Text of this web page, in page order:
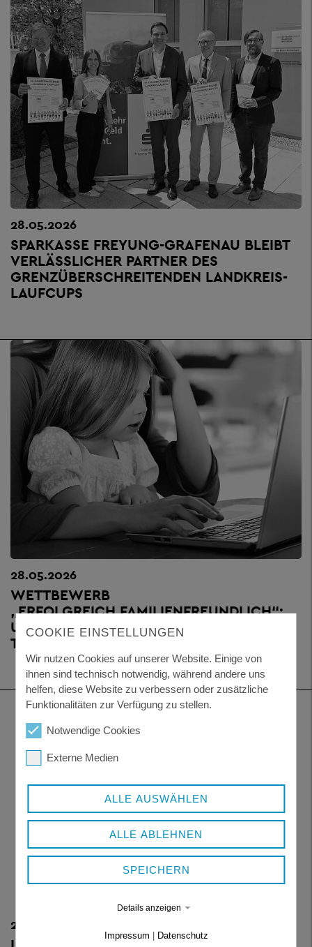
28.05.2026
SPARKASSE FREYUNG-GRAFENAU BLEIBT
VERLÄSSLICHER PARTNER DES
GRENZÜBERSCHREITENDEN LANDKREIS-
LAUFCUPS
28.05.2026
WETTBEWERB
„ERFOLGREICH.FAMILIENFREUNDLICH“:
UNTERNEHMEN AUS DEM LANDKREIS ZUR
TEILNAHME EINGELADEN
26.05.2026
COOKIE EINSTELLUNGEN
Wir nutzen Cookies auf unserer Website. Einige von
ihnen sind technisch notwendig, während andere uns
helfen, diese Website zu verbessern oder zusätzliche
Funktionalitäten zur Verfügung zu stellen.
Notwendige Cookies
Externe Medien
ALLE AUSWÄHLEN
ALLE ABLEHNEN
SPEICHERN
Details anzeigen
Impressum | Datenschutz